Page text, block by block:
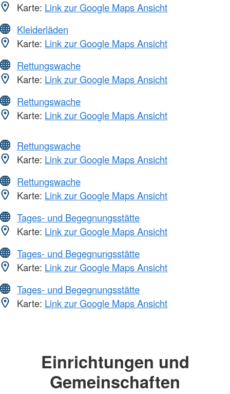
Karte: Link zur Google Maps Ansicht
Kleiderläden
Karte: Link zur Google Maps Ansicht
Rettungswache
Karte: Link zur Google Maps Ansicht
Rettungswache
Karte: Link zur Google Maps Ansicht
Rettungswache
Karte: Link zur Google Maps Ansicht
Rettungswache
Karte: Link zur Google Maps Ansicht
Tages- und Begegnungsstätte
Karte: Link zur Google Maps Ansicht
Tages- und Begegnungsstätte
Karte: Link zur Google Maps Ansicht
Tages- und Begegnungsstätte
Karte: Link zur Google Maps Ansicht
Einrichtungen und
Gemeinschaften